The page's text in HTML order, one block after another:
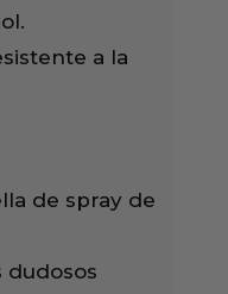
a la
de spray de
dudosos